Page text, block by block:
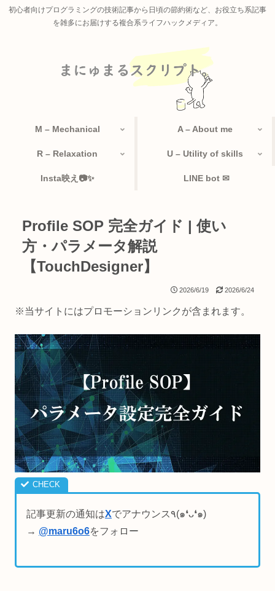
初心者向けプログラミングの技術記事から日頃の節約術など、お役立ち系記事
を雑多にお届けする複合系ライフハックメディア。
M – Mechanical A – About me
R – Relaxation U – Utility of skills
Insta映え📷✨ LINE bot ✉
Profile SOP 完全ガイド | 使い
方・パラメータ解説
【TouchDesigner】
2026/6/19 2026/6/24
※当サイトにはプロモーションリンクが含まれます。
記事更新の通知はX
でアナウンス٩(๑❛ᴗ❛๑)
→ @maru6o6をフォロー